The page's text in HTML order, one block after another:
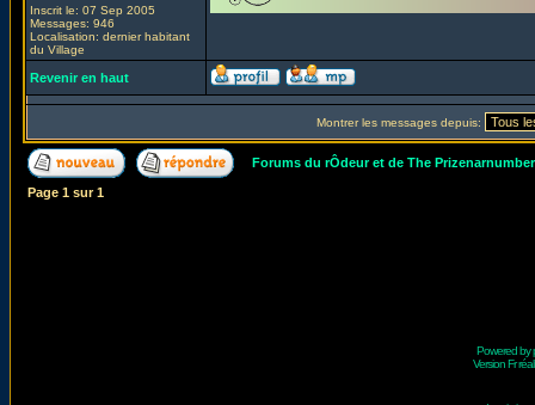
Inscrit le: 07 Sep 2005
Messages: 946
Localisation: dernier habitant
du Village
Revenir en haut
Montrer les messages depuis:
Forums du rÔdeur et de The
Page 1 sur1
Powered by
Version Fr